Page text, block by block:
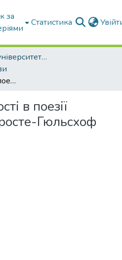
за
Статистика
ННІ загальноуніверситетської підготовки
Мотиви самотності в поезії Аннетте фон Дросте-Гюльсхоф
в поезії
Гюльсхоф